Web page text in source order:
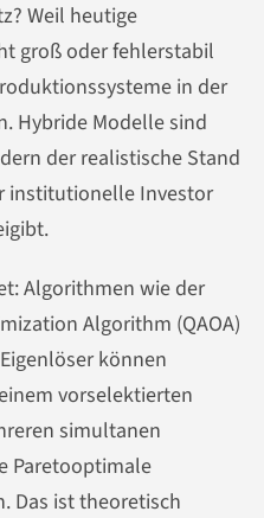
Weil heutige
groß oder fehlerstabil
in der
Hybride Modelle sind
der realistische Stand
institutionelle Investor
Algorithmen wie der
Algorithm (QAOA)
können
vorselektierten
simultanen
Paretooptimale
Das ist theoretisch